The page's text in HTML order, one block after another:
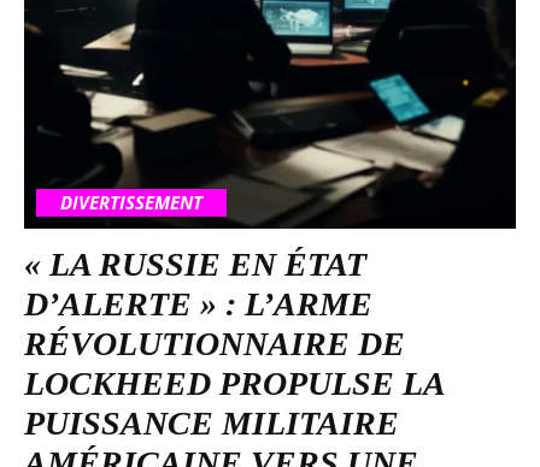
DIVERTISSEMENT
« LA RUSSIE EN ÉTAT
D’ALERTE » : L’ARME
RÉVOLUTIONNAIRE DE
LOCKHEED PROPULSE LA
PUISSANCE MILITAIRE